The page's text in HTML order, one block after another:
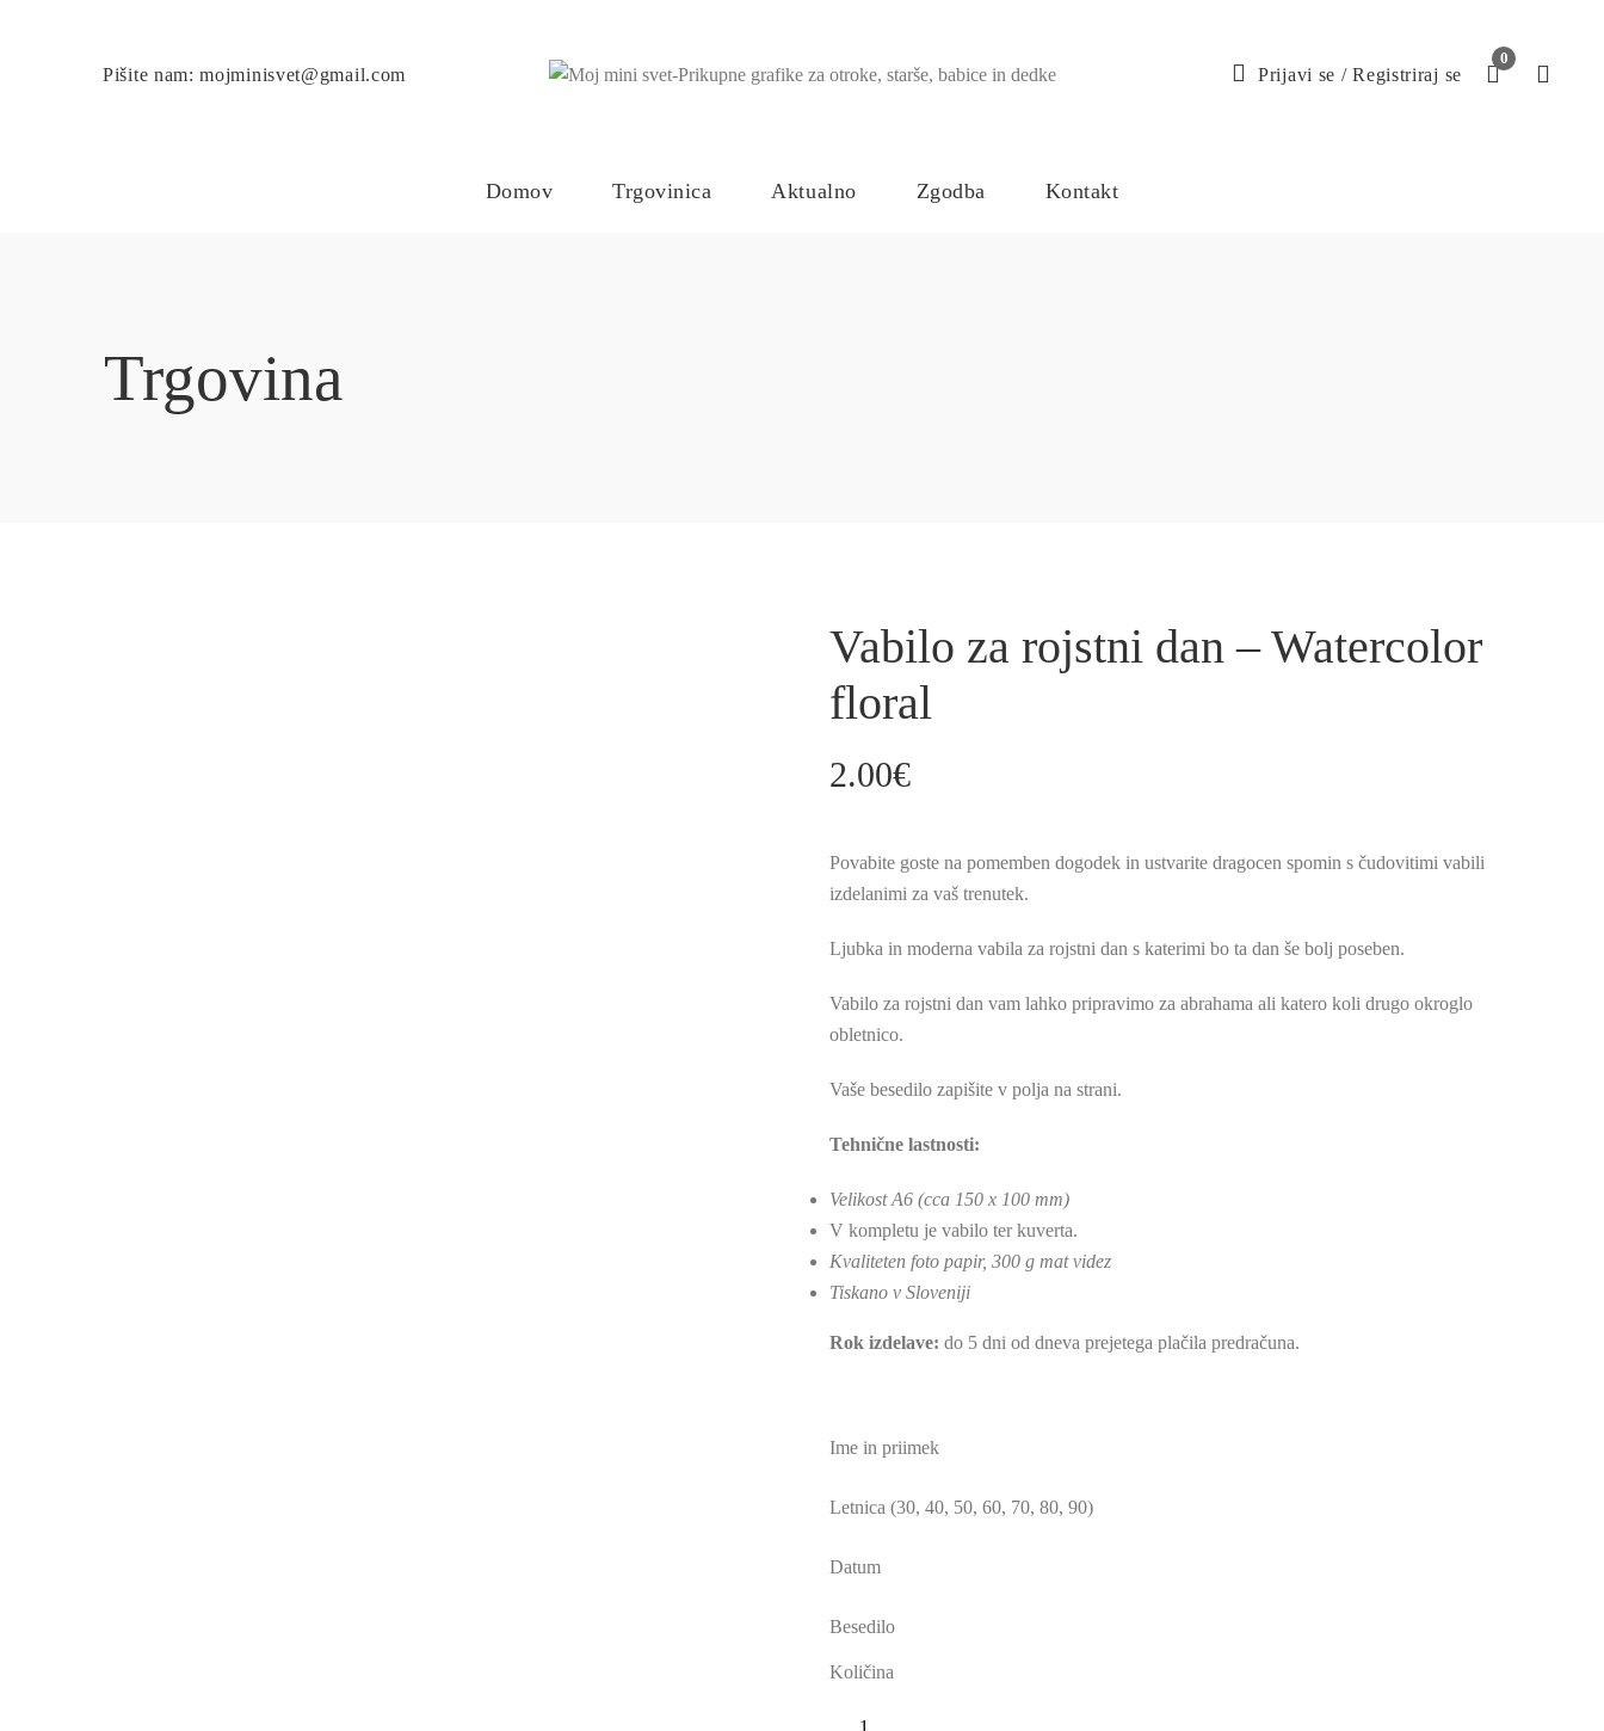
Pišite nam: mojminisvet@gmail.com Prijavi se /Registriraj se
0
Domov Trgovinica Aktualno Zgodba Kontakt
Trgovina
Vabilo za rojstni dan – Watercolor
floral
2.00€
Povabite goste na pomemben dogodek in ustvarite dragocen spomin s čudovitimi vabili
izdelanimi za vaš trenutek.
Ljubka in moderna vabila za rojstni dan s katerimi bo ta dan še bolj poseben.
Vabilo za rojstni dan vam lahko pripravimo za abrahama ali katero koli drugo okroglo
obletnico.
Vaše besedilo zapišite v polja na strani.
Tehnične lastnosti:
Velikost A6 (cca 150 x 100 mm)
V kompletu je vabilo ter kuverta.
Kvaliteten foto papir, 300 g mat videz
Tiskano v Sloveniji
Rok izdelave: do 5 dni od dneva prejetega plačila predračuna.
Ime in priimek
Letnica (30, 40, 50, 60, 70, 80, 90)
Datum
Besedilo
Količina